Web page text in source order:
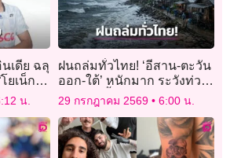
เดีย ฉลุ
ยเน็กซ์
น.
ฝนถล่มทั่วไทย! ‘อีสาน-ตะวัน
ออก-ใต้’ หนักมาก ระวังท่วม
ฉับพลัน น้ำป่าหลาก
29 กรกฎาคม 2569 6:00 น.